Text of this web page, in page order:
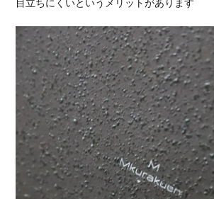
目立ちにくいというメリットがあります